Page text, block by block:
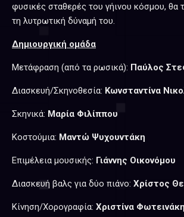
φυσικές σταθερές του γήινου κόσμου, θα
τη λυτρωτική δύναμή του.
Δημιουργική ομάδα
Μετάφραση (από τα ρωσικά): Παύλος
Διασκευή/Σκηνοθεσία: Κωνσταντίνα
Σκηνικά: Μαρία Φιλίππου
Κοστούμια: Μαντώ Ψυχουντάκη
Επιμέλεια μουσικής: Γιάννης Οικονόμου
Διασκευή βαλς για δύο πιάνο: Χρίστος
Κίνηση/Χορογραφία: Χριστίνα Φωτεινάκη